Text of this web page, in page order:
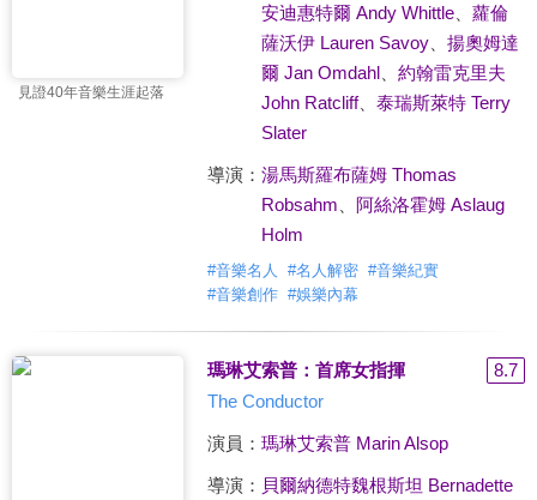
見證40年音樂生涯起落
安迪惠特爾 Andy Whittle、 蘿倫
薩沃伊 Lauren Savoy、 揚奧姆達
爾 Jan Omdahl、 約翰雷克里夫
John Ratcliff、 泰瑞斯萊特 Terry
Slater
導演： 湯馬斯羅布薩姆 Thomas
Robsahm
阿絲洛霍姆 Aslaug
Holm
#音樂名人 #名人解密 #音樂紀實
#音樂創作 #娛樂內幕
瑪琳艾索普：首席女指揮
8.7
The Conductor
演員： 瑪琳艾索普 Marin Alsop
導演： 貝爾納德特魏根斯坦 Bernadette